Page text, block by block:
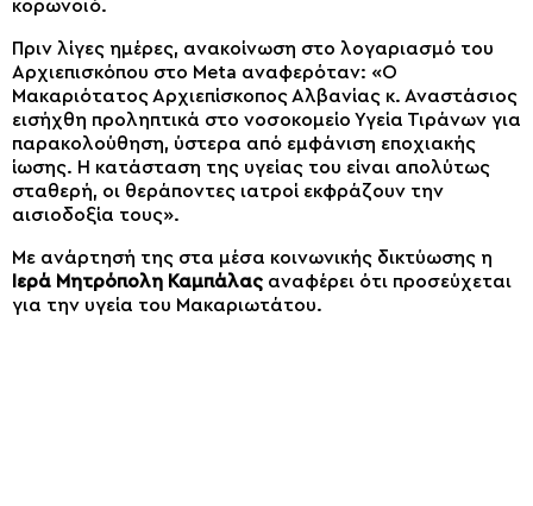
κορωνοϊό.
Πριν λίγες ημέρες, ανακοίνωση στο λογαριασμό του
Αρχιεπισκόπου στο Meta αναφερόταν: «Ο
Μακαριότατος Αρχιεπίσκοπος Αλβανίας κ. Αναστάσιος
εισήχθη προληπτικά στο νοσοκομείο Υγεία Τιράνων για
παρακολούθηση, ύστερα από εμφάνιση εποχιακής
ίωσης. Η κατάσταση της υγείας του είναι απολύτως
σταθερή, οι θεράποντες ιατροί εκφράζουν την
αισιοδοξία τους».
Με ανάρτησή της στα μέσα κοινωνικής δικτύωσης η
Ιερά Μητρόπολη Καμπάλας αναφέρει ότι προσεύχεται
για την υγεία του Μακαριωτάτου.